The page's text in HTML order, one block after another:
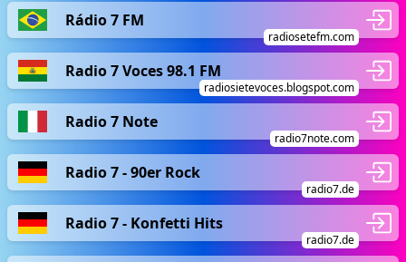
Rádio 7 FM
radiosetefm.com
Radio 7 Voces 98.1 FM
radiosietevoces.blogspot.com
Radio 7 Note
radio7note.com
Radio 7 - 90er Rock
radio7.de
Radio 7 - Konfetti Hits
radio7.de